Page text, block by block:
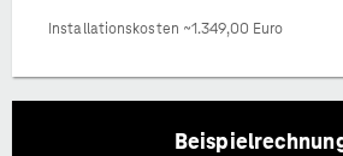
Installationskosten ~1.349,00 Euro